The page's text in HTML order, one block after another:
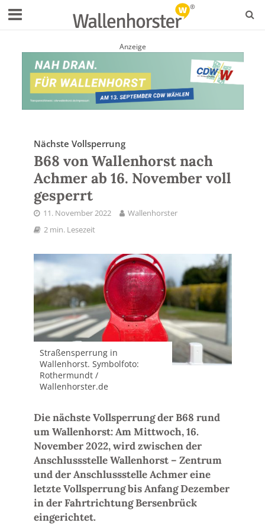
Anzeige
Nächste Vollsperrung
B68 von Wallenhorst nach
Achmer ab 16. November voll
gesperrt
11. November 2022
Wallenhorster
2 min. Lesezeit
Straßensperrung in
Wallenhorst. Symbolfoto:
Rothermundt /
Wallenhorster.de
Die nächste Vollsperrung der B68 rund
um Wallenhorst: Am Mittwoch, 16.
November 2022, wird zwischen der
Anschlussstelle Wallenhorst – Zentrum
und der Anschlussstelle Achmer eine
letzte Vollsperrung bis Anfang Dezember
in der Fahrtrichtung Bersenbrück
eingerichtet.